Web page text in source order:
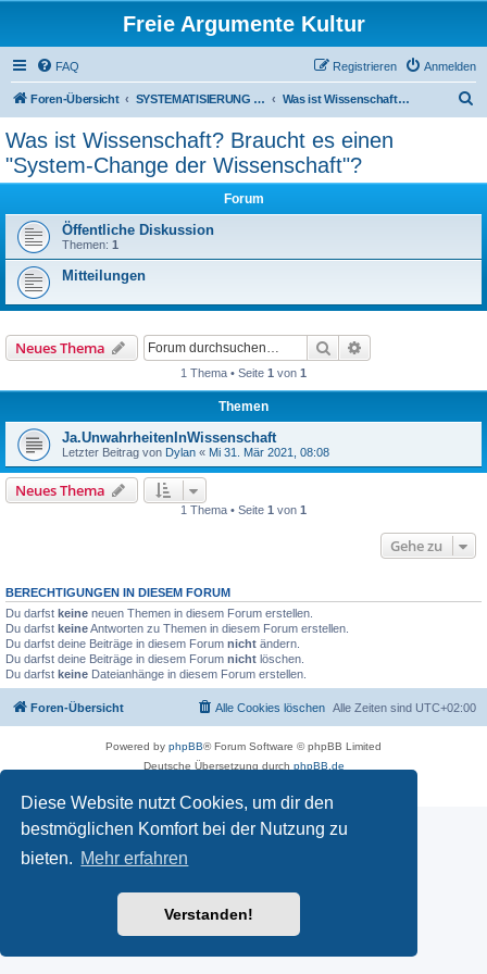
Diese Website nutzt Cookies, um dir den
bestmöglichen Komfort bei der Nutzung zu
bieten. Mehr erfahren
Verstanden!
Freie Argumente Kultur
FAQ Anmelden
Registrieren
Foren-Übersicht SYSTEMATISIERUNG VON INHALTEN IN WISSENSCHAFTLICHER RICHTUNG Was ist Wissenschaft? Braucht es einen "System-Change der Wissenschaft"?
Was ist Wissenschaft? Braucht es einen
"System-Change der Wissenschaft"?
Forum
Öffentliche Diskussion
Themen: 1
Mitteilungen
Neues Thema Suche
1 Thema • Seite 1 von 1
Themen
Ja.UnwahrheitenInWissenschaft
Letzter Beitrag von Dylan « Mi 31. Mär 2021, 08:08
Neues Thema
1 Thema • Seite 1 von 1
Gehe zu
BERECHTIGUNGEN IN DIESEM FORUM
Du darfst keine neuen Themen in diesem Forum erstellen.
Du darfst keineAntworten zu Themen in diesem Forum erstellen.
Du darfst deine Beiträge in diesem Forum nicht ändern.
Du darfst deine Beiträge in diesem Forum nicht löschen.
Du darfst keine Dateianhänge in diesem Forum erstellen.
Foren-Übersicht Alle Zeiten sind UTC+02:00
Alle Cookies löschen
Powered by phpBB® Forum Software © phpBB Limited
Deutsche Übersetzung durch phpBB.de